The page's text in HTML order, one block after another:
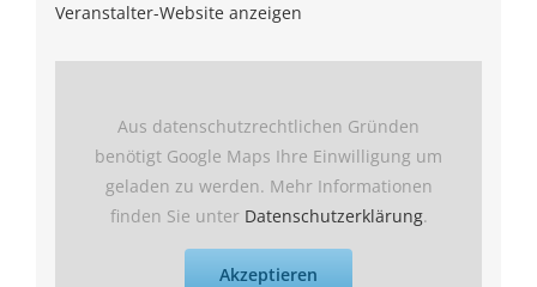
Veranstalter-Website anzeigen
Aus datenschutzrechtlichen Gründen
benötigt Google Maps Ihre Einwilligung um
geladen zu werden. Mehr Informationen
finden Sie unter Datenschutzerklärung.
Akzeptieren